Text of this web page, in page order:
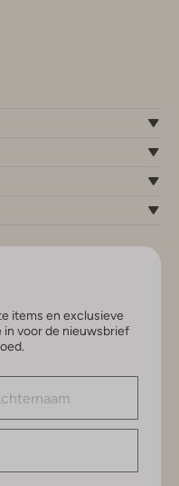
items en exclusieve
in voor de nieuwsbrief